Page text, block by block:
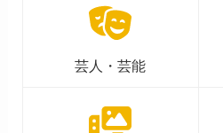
芸人・芸能